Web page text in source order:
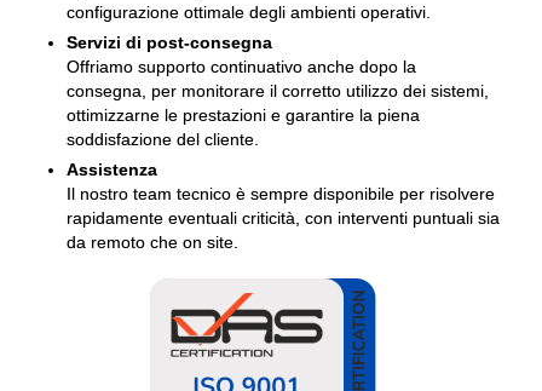
configurazione ottimale degli ambienti operativi.
Servizi di post-consegna
Offriamo supporto continuativo anche dopo la
consegna, per monitorare il corretto utilizzo dei sistemi,
ottimizzarne le prestazioni e garantire la piena
soddisfazione del cliente.
Assistenza
Il nostro team tecnico è sempre disponibile per risolvere
rapidamente eventuali criticità, con interventi puntuali sia
da remoto che on site.